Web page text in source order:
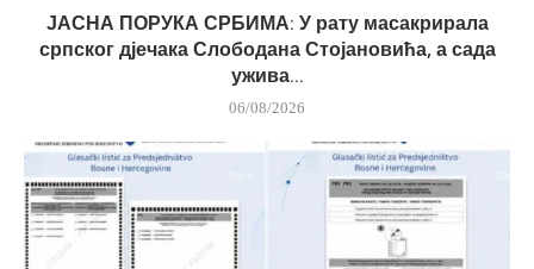
ЈАСНА ПОРУКА СРБИМА: У рату масакрирала
српског дјечака Слободана Стојановића, а сада
ужива...
06/08/2026